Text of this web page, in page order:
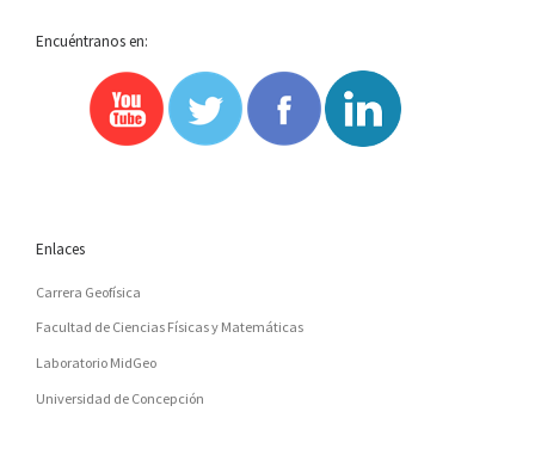
Encuéntranos en:
Enlaces
Carrera Geofísica
Facultad de Ciencias Físicas y Matemáticas
Laboratorio MidGeo
Universidad de Concepción